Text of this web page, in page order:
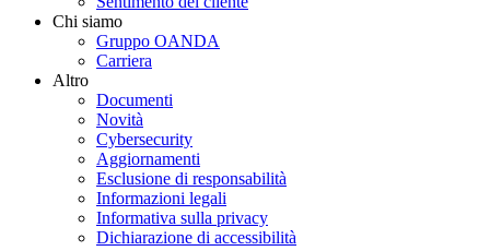
Chi siamo
Gruppo OANDA
Carriera
Altro
Documenti
Novità
Cybersecurity
Aggiornamenti
Esclusione di responsabilità
Informazioni legali
Informativa sulla privacy
Dichiarazione di accessibilità